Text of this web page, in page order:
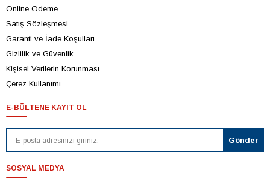
Online Ödeme
Satış Sözleşmesi
Garanti ve İade Koşulları
Gizlilik ve Güvenlik
Kişisel Verilerin Korunması
Çerez Kullanımı
E-BÜLTENE KAYIT OL
SOSYAL MEDYA